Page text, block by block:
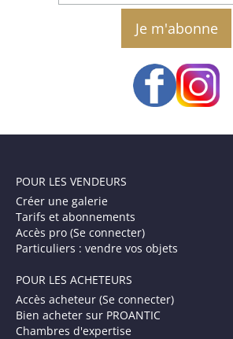
email
POUR LES VENDEURS
Créer une galerie
Tarifs et abonnements
Accès pro (Se connecter)
Particuliers : vendre vos objets
POUR LES ACHETEURS
Accès acheteur (Se connecter)
Bien acheter sur PROANTIC
Chambres d'expertise